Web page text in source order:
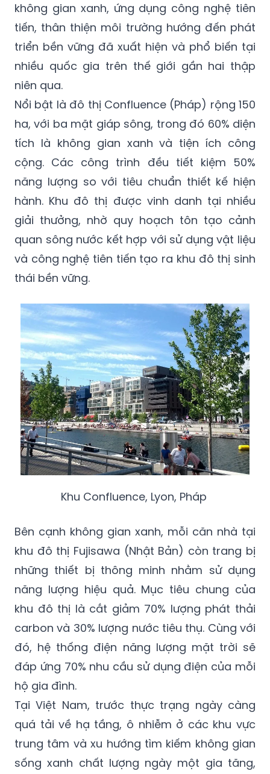
không gian xanh, ứng dụng công nghệ tiên
tiến, thân thiện môi trường hướng đến phát
triển bền vững đã xuất hiện và phổ biến tại
nhiều quốc gia trên thế giới gần hai thập
niên qua.
Nổi bật là đô thị Confluence (Pháp) rộng 150
ha, với ba mặt giáp sông, trong đó 60% diện
tích là không gian xanh và tiện ích công
cộng. Các công trình đều tiết kiệm 50%
năng lượng so với tiêu chuẩn thiết kế hiện
hành. Khu đô thị được vinh danh tại nhiều
giải thưởng, nhờ quy hoạch tôn tạo cảnh
quan sông nước kết hợp với sử dụng vật liệu
và công nghệ tiên tiến tạo ra khu đô thị sinh
thái bền vững.
Khu Confluence, Lyon, Pháp
Bên cạnh không gian xanh, mỗi căn nhà tại
khu đô thị Fujisawa (Nhật Bản) còn trang bị
những thiết bị thông minh nhằm sử dụng
năng lượng hiệu quả. Mục tiêu chung của
khu đô thị là cắt giảm 70% lượng phát thải
carbon và 30% lượng nước tiêu thụ. Cùng với
đó, hệ thống điện năng lượng mặt trời sẽ
đáp ứng 70% nhu cầu sử dụng điện của mỗi
hộ gia đình.
Tại Việt Nam, trước thực trạng ngày càng
quá tải về hạ tầng, ô nhiễm ở các khu vực
trung tâm và xu hướng tìm kiếm không gian
sống xanh chất lượng ngày một gia tăng,